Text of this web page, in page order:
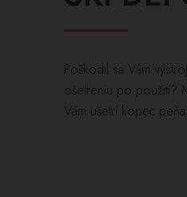
Poškodil sa Vám
ošetreniu po použití?
Vám ušetrí kopec